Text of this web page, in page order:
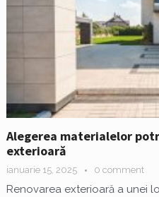
Alegerea materialelor
exterioară
ianuarie 15, 2025 0 comment
Renovarea exterioară a unei